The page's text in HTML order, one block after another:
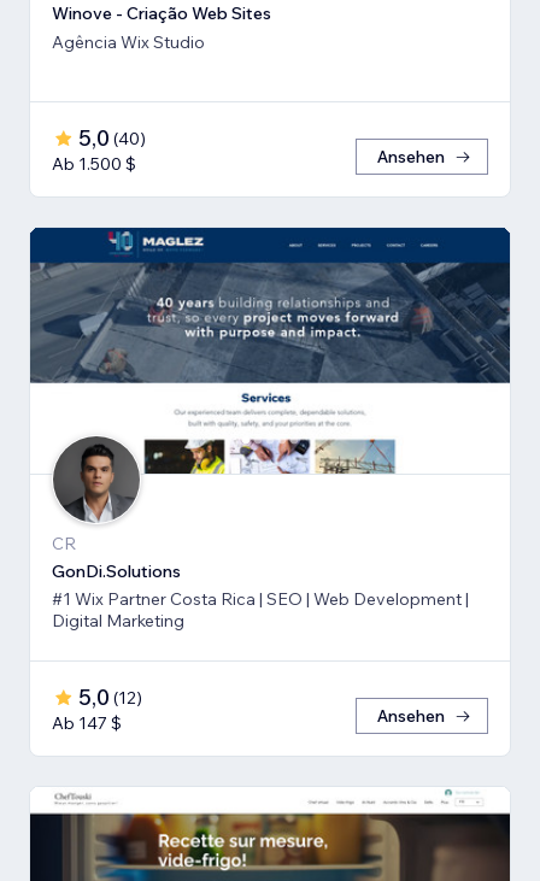
Winove - Criação Web Sites
Agência Wix Studio
5,0 (40)
Ab 1.500 $
Ansehen
CR
GonDi.Solutions
#1 Wix Partner Costa Rica | SEO | Web Development |
Digital Marketing
5,0 (12)
Ab 147 $
Ansehen